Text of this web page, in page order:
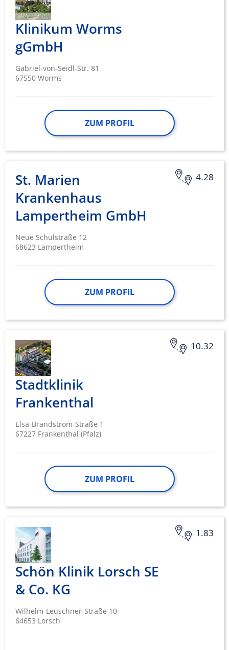
Klinikum Worms
gGmbH
Gabriel-von-Seidl-Str. 81
67550 Worms
ZUM PROFIL
4.28
St. Marien
Krankenhaus
Lampertheim GmbH
Neue Schulstraße 12
68623 Lampertheim
ZUM PROFIL
10.32
Stadtklinik
Frankenthal
Elsa-Brändström-Straße 1
67227 Frankenthal (Pfalz)
ZUM PROFIL
1.83
Schön Klinik Lorsch SE
& Co. KG
Wilhelm-Leuschner-Straße 10
64653 Lorsch